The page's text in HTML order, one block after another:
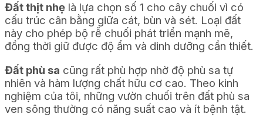
Đất thịt nhẹ là lựa chọn số 1 cho cây chuối vì có
cấu trúc cân bằng giữa cát, bùn và sét. Loại đất
này cho phép bộ rễ chuối phát triển mạnh mẽ,
đồng thời giữ được độ ẩm và dinh dưỡng cần thiết.
Đất phù sa cũng rất phù hợp nhờ độ phù sa tự
nhiên và hàm lượng chất hữu cơ cao. Theo kinh
nghiệm của tôi, những vườn chuối trên đất phù sa
ven sông thường có năng suất cao và ít bệnh tật.